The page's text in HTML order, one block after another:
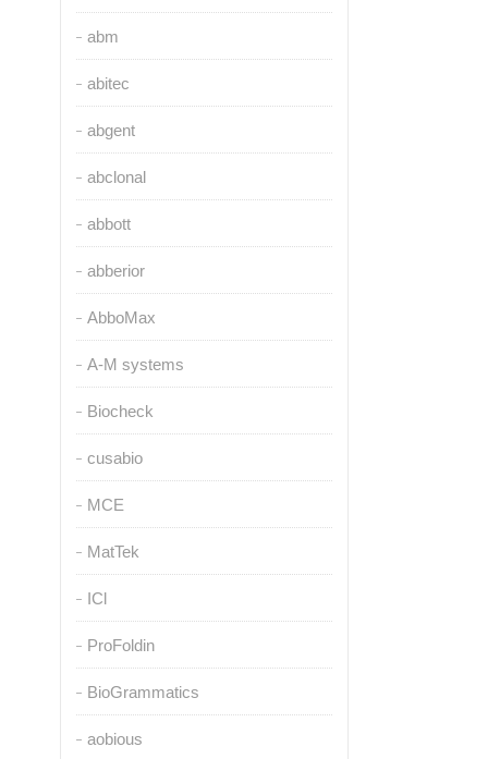
abm
abitec
abgent
abclonal
abbott
abberior
AbboMax
A-M systems
Biocheck
cusabio
MCE
MatTek
ICl
ProFoldin
BioGrammatics
aobious